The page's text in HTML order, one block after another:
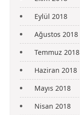
Eylül 2018
Ağustos 2018
Temmuz 2018
Haziran 2018
Mayıs 2018
Nisan 2018